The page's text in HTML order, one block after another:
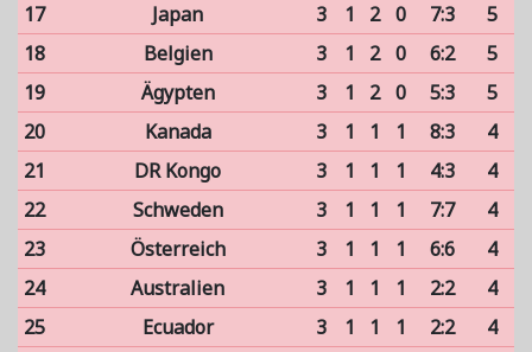
17
Japan 3 1 2 0 7:3
5
18
Belgien 3 1 2 0 6:2
5
19
Ägypten 3 1 2 0 5:3
5
20
Kanada 3 1 1 1 8:3
4
21
DR Kongo 3 1 1 1 4:3
4
22
Schweden 3 1 1 1 7:7
4
23
Österreich 3 1 1 1 6:6
4
24
Australien 3 1 1 1 2:2
4
25
Ecuador 3 1 1 1 2:2
4